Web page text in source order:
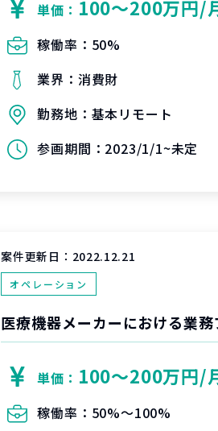
単価： 100〜200万円/
稼働率： 50%
業界： 消費財
勤務地： 基本リモート
参画期間： 2023/1/1~未定
案件更新日： 2022.12.21
オペレーション
医療機器メーカーにおける業
単価： 100〜200万円/
稼働率： 50%〜100%